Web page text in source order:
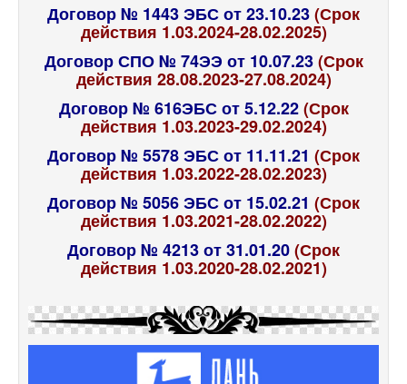
Договор № 1443 ЭБС от 23.10.23(Срок
действия 1.03.2024-28.02.2025)
Договор СПО № 74ЭЭ от 10.07.23(Срок
действия 28.08.2023-27.08.2024)
Договор № 616ЭБС от 5.12.22 (Срок
действия 1.03.2023-29.02.2024)
Договор № 5578 ЭБС от 11.11.21 (Срок
действия 1.03.2022-28.02.2023)
Договор № 5056 ЭБС от 15.02.21 (Срок
действия 1.03.2021-28.02.2022)
Договор № 4213 от 31.01.20(Срок
действия 1.03.2020-28.02.2021)